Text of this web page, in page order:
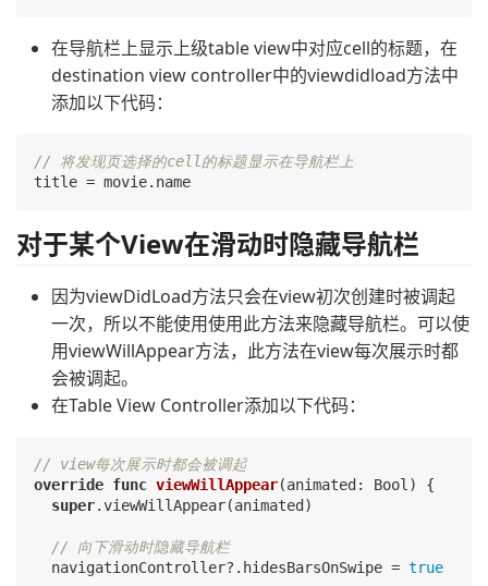
在导航栏上显示上级table view中对应cell的标题，在
destination view controller中的viewdidload方法中
添加以下代码：
// 将发现页选择的cell的标题显示在导航栏上
对于某个View在滑动时隐藏导航栏
因为viewDidLoad方法只会在view初次创建时被调起
一次，所以不能使用使用此方法来隐藏导航栏。可以使
用viewWillAppear方法，此方法在view每次展示时都
会被调起。
在Table View Controller添加以下代码：
// view每次展示时都会被调起
override func viewWillAppear(animated: Bool)
{
super.viewWillAppear(animated)
// 向下滑动时隐藏导航栏
  navigationController?.hidesBarsOnSwipe =
true